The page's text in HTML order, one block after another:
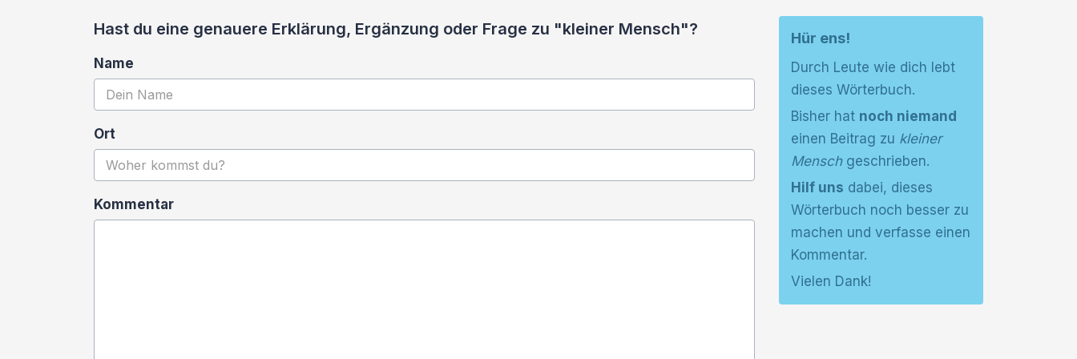
Hast du eine genauere Erklärung, Ergänzung oder Frage zu "kleiner Mensch"?
Name
Ort
Kommentar
Hür ens!
Durch Leute wie dich lebt
dieses Wörterbuch.
Bisher hat noch niemand
einen Beitrag zu kleiner
Menschgeschrieben.
Hilf uns dabei, dieses
Wörterbuch noch besser zu
machen und verfasse einen
Kommentar.
Vielen Dank!